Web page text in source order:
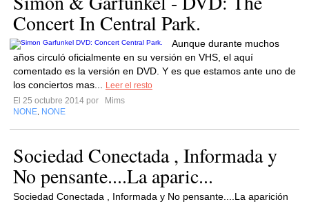
Concert In Central Park.
Aunque durante muchos
años circuló oficialmente en su versión en VHS, el aquí
comentado es la versión en DVD. Y es que estamos ante uno de
los conciertos mas...
Leer el resto
El 25 octubre 2014 por
Mims
NONE NONE
Sociedad Conectada , Informada y
No pensante....La aparic...
Sociedad Conectada , Informada y No pensante....La aparición